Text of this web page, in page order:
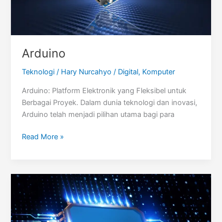
Arduino
Teknologi / Hary Nurcahyo/ Digital, Komputer
Arduino: Platform Elektronik yang Fleksibel untuk
Berbagai Proyek. Dalam dunia teknologi dan inovasi,
Arduino telah menjadi pilihan utama bagi para
Arduino
Read More »